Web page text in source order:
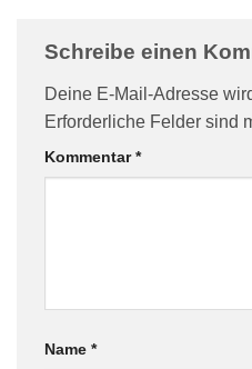
Schreibe einen
Deine E-Mail-Adresse
Erforderliche Felder sind
Kommentar*
Name *